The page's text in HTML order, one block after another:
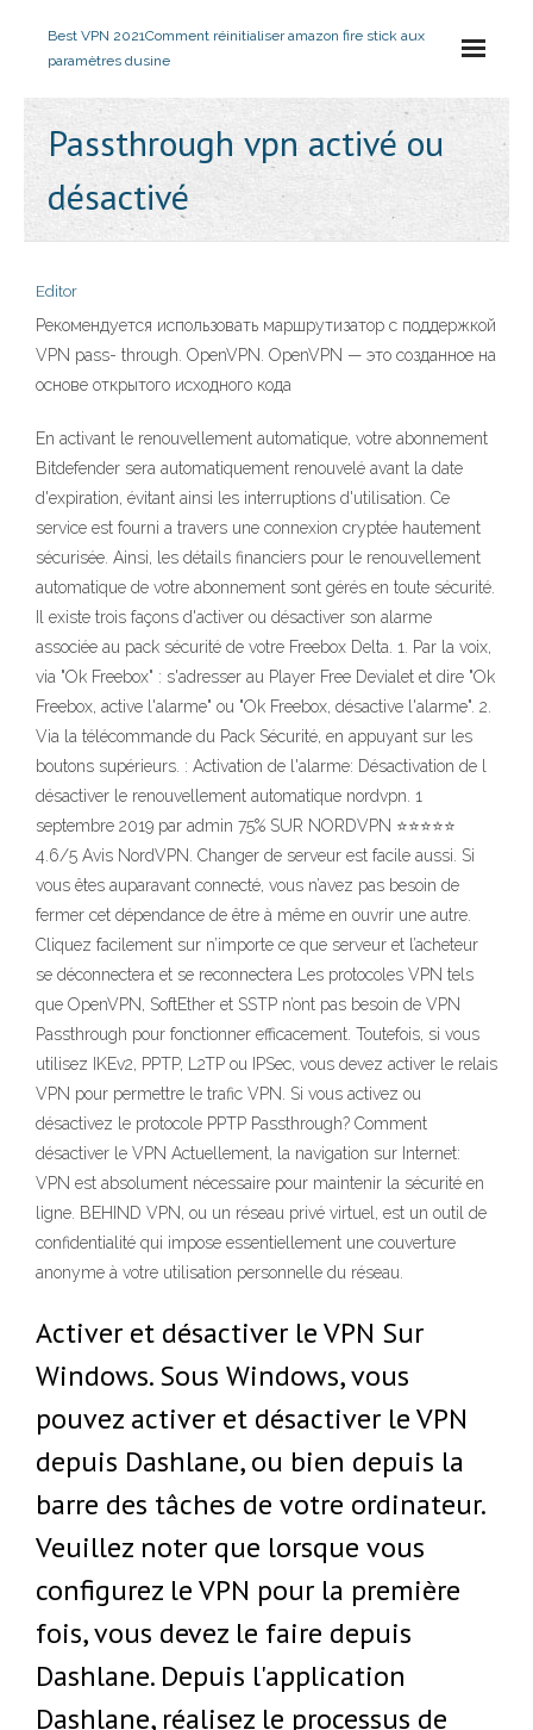
Best VPN 2021Comment réinitialiser amazon fire stick aux
paramètres dusine
Passthrough vpn activé ou
désactivé
Editor
Рекомендуется использовать маршрутизатор с поддержкой
VPN pass- through. OpenVPN. OpenVPN — это созданное на
основе открытого исходного кода
En activant le renouvellement automatique, votre abonnement
Bitdefender sera automatiquement renouvelé avant la date
d'expiration, évitant ainsi les interruptions d'utilisation. Ce
service est fourni a travers une connexion cryptée hautement
sécurisée. Ainsi, les détails financiers pour le renouvellement
automatique de votre abonnement sont gérés en toute sécurité.
Il existe trois façons d'activer ou désactiver son alarme
associée au pack sécurité de votre Freebox Delta. 1. Par la voix,
via "Ok Freebox" : s'adresser au Player Free Devialet et dire "Ok
Freebox, active l'alarme" ou "Ok Freebox, désactive l'alarme". 2.
Via la télécommande du Pack Sécurité, en appuyant sur les
boutons supérieurs. : Activation de l'alarme: Désactivation de l
désactiver le renouvellement automatique nordvpn. 1
septembre 2019 par admin 75% SUR NORDVPN ⭐⭐⭐⭐⭐
4.6/5 Avis NordVPN. Changer de serveur est facile aussi. Si
vous êtes auparavant connecté, vous n’avez pas besoin de
fermer cet dépendance de être à même en ouvrir une autre.
Cliquez facilement sur n’importe ce que serveur et l’acheteur
se déconnectera et se reconnectera Les protocoles VPN tels
que OpenVPN, SoftEther et SSTP n’ont pas besoin de VPN
Passthrough pour fonctionner efficacement. Toutefois, si vous
utilisez IKEv2, PPTP, L2TP ou IPSec, vous devez activer le relais
VPN pour permettre le trafic VPN. Si vous activez ou
désactivez le protocole PPTP Passthrough? Comment
désactiver le VPN Actuellement, la navigation sur Internet:
VPN est absolument nécessaire pour maintenir la sécurité en
ligne. BEHIND VPN, ou un réseau privé virtuel, est un outil de
confidentialité qui impose essentiellement une couverture
anonyme à votre utilisation personnelle du réseau.
Activer et désactiver le VPN Sur
Windows. Sous Windows, vous
pouvez activer et désactiver le VPN
depuis Dashlane, ou bien depuis la
barre des tâches de votre ordinateur.
Veuillez noter que lorsque vous
configurez le VPN pour la première
fois, vous devez le faire depuis
Dashlane. Depuis l'application
Dashlane, réalisez le processus de